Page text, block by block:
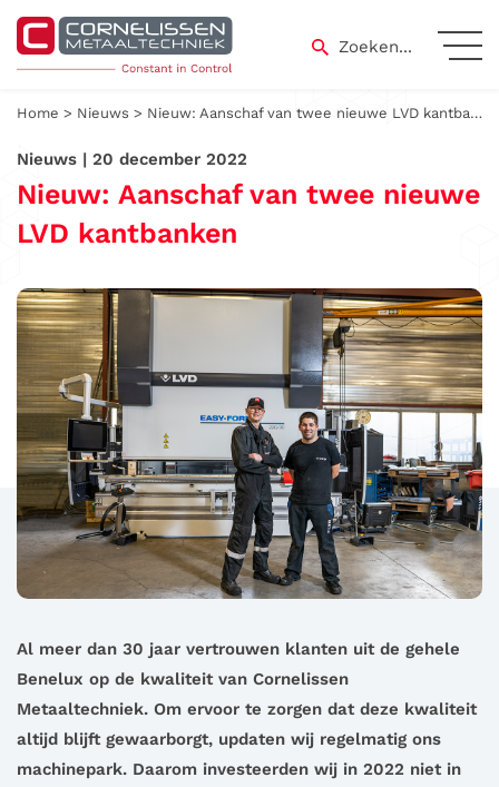
Skip
content
Zoeken...
Home > Nieuws > Nieuw: Aanschaf van twee nieuwe LVD kantbanken
Nieuws | 20 december 2022
Nieuw: Aanschaf van twee nieuwe
LVD kantbanken
Al meer dan 30 jaar vertrouwen klanten uit de gehele
Benelux op de kwaliteit van Cornelissen
Metaaltechniek. Om ervoor te zorgen dat deze kwaliteit
altijd blijft gewaarborgt, updaten wij regelmatig ons
machinepark. Daarom investeerden wij in 2022 niet in